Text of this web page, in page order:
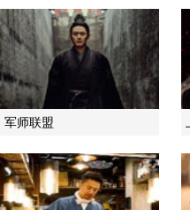
军师联盟